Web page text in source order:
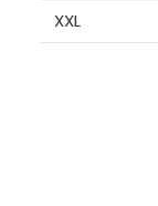
XXL